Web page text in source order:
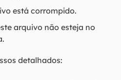
está corrompido.
arquivo não esteja no
detalhados: